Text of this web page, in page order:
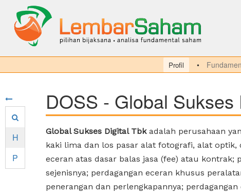
Profil
H
P
DOSS - Global
Global Sukses Digital Tbkadalah perusahaan
kaki lima dan los pasar alat fotografi, alat optik,
eceran atas dasar balas jasa (fee) atau
sejenisnya; perdagangan eceran khusus
penerangan dan perlengkapannya;